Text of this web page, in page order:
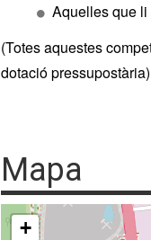
Aquelles que
(Totes aquestes
dotació
Mapa
+